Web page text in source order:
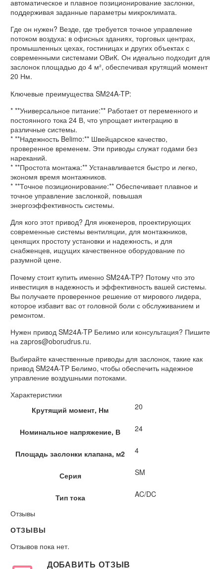
автоматическое и плавное позиционирование заслонки,
поддерживая заданные параметры микроклимата.
Где он нужен? Везде, где требуется точное управление
потоком воздуха: в офисных зданиях, торговых центрах,
промышленных цехах, гостиницах и других объектах с
современными системами ОВиК. Он идеально подходит для
заслонок площадью до 4 м², обеспечивая крутящий момент
20 Нм.
Ключевые преимущества SM24A-TP:
* **Универсальное питание:** Работает от переменного и
постоянного тока 24 В, что упрощает интеграцию в
различные системы.
* **Надежность Belimo:** Швейцарское качество,
проверенное временем. Эти приводы служат годами без
нареканий.
* **Простота монтажа:** Устанавливается быстро и легко,
экономя время монтажников.
* **Точное позиционирование:** Обеспечивает плавное и
точное управление заслонкой, повышая
энергоэффективность системы.
Для кого этот привод? Для инженеров, проектирующих
современные системы вентиляции, для монтажников,
ценящих простоту установки и надежность, и для
снабженцев, ищущих качественное оборудование по
разумной цене.
Почему стоит купить именно SM24A-TP? Потому что это
инвестиция в надежность и эффективность вашей системы.
Вы получаете проверенное решение от мирового лидера,
которое избавит вас от головной боли с обслуживанием и
ремонтом.
Нужен привод SM24A-TP Белимо или консультация? Пишите
на zapros@oborudrus.ru.
Выбирайте качественные приводы для заслонок, такие как
привод SM24A-TP Белимо, чтобы обеспечить надежное
управление воздушными потоками.
Характеристики
Крутящий момент, Нм
20
Номинальное напряжение, В 24
Площадь заслонки клапана, м2 4
Серия SM
Тип тока
AC/DC
Отзывы
ОТЗЫВЫ
Отзывов пока нет.
ДОБАВИТЬ ОТЗЫВ